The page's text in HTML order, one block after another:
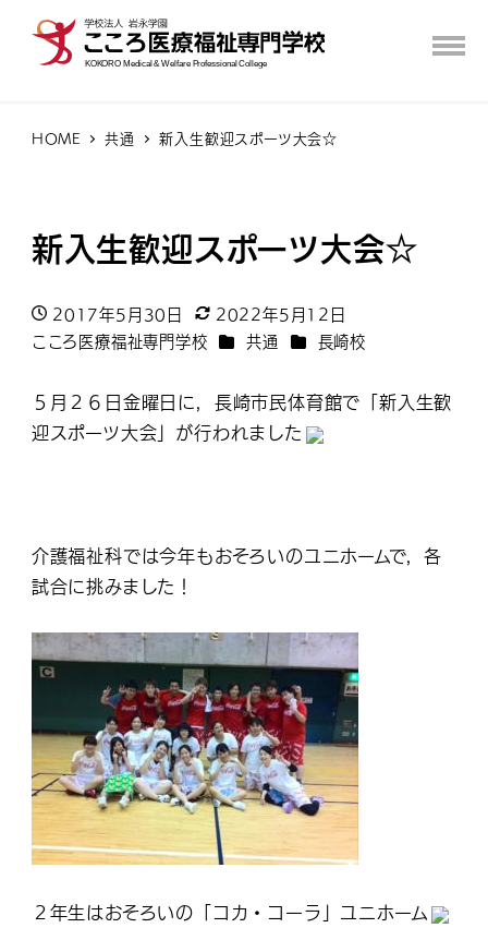
HOME 共通 新入生歓迎スポーツ大会☆
新入生歓迎スポーツ大会☆
投稿日2017年5月30日 更新日2022年5月12日
著
こころ医療福祉専門学校 カテゴリー
共通 カテゴリー
長崎校
５月２６日金曜日に，長崎市民体育館で「新入生歓
迎スポーツ大会」が行われました
介護福祉科では今年もおそろいのユニホームで，各
試合に挑みました！
２年生はおそろいの「コカ・コーラ」ユニホーム